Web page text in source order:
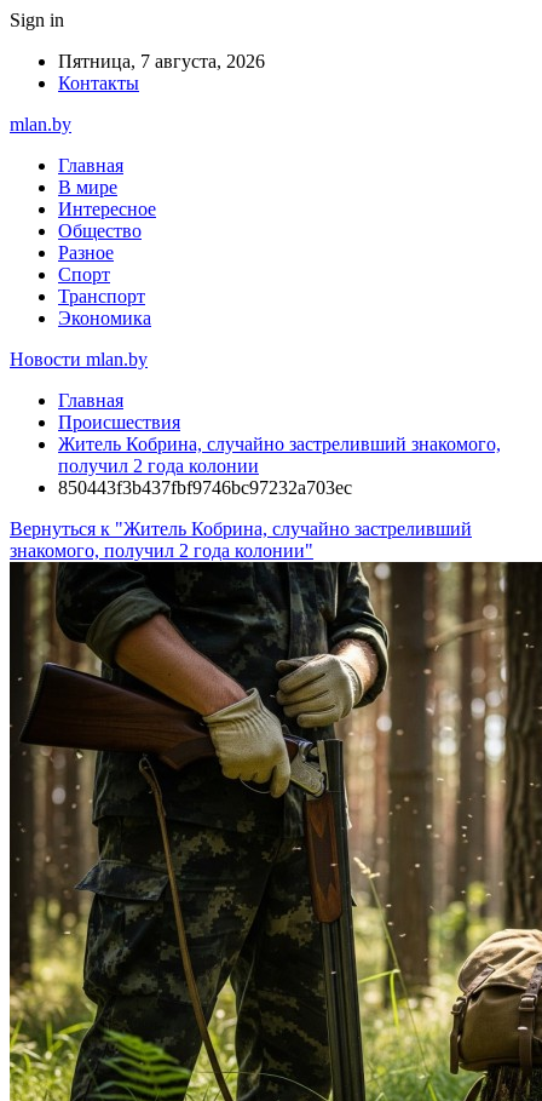
Sign in
Пятница, 7 августа, 2026
Контакты
mlan.by
Главная
В мире
Интересное
Общество
Разное
Спорт
Транспорт
Экономика
Новости mlan.by
Главная
Происшествия
Житель Кобрина, случайно застреливший знакомого,
получил 2 года колонии
850443f3b437fbf9746bc97232a703ec
Вернуться к "Житель Кобрина, случайно застреливший
знакомого, получил 2 года колонии"